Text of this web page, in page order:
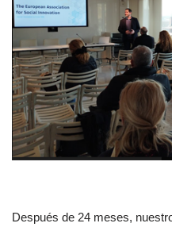
Después de 24 meses,